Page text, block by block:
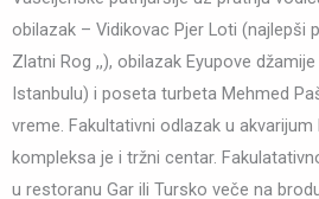
obilazak – Vidikovac Pjer Loti (najlepši
Zlatni Rog ,,), obilazak Eyupove
Istanbulu) i poseta turbeta Mehmed
vreme. Fakultativni odlazak u akvarijum
kompleksa je i tržni centar.
u restoranu Gar ili Tursko veče na